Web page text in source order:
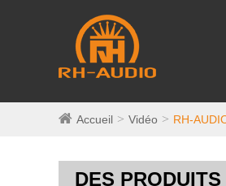
Accueil Vidéo RH-
DES PRODUITS